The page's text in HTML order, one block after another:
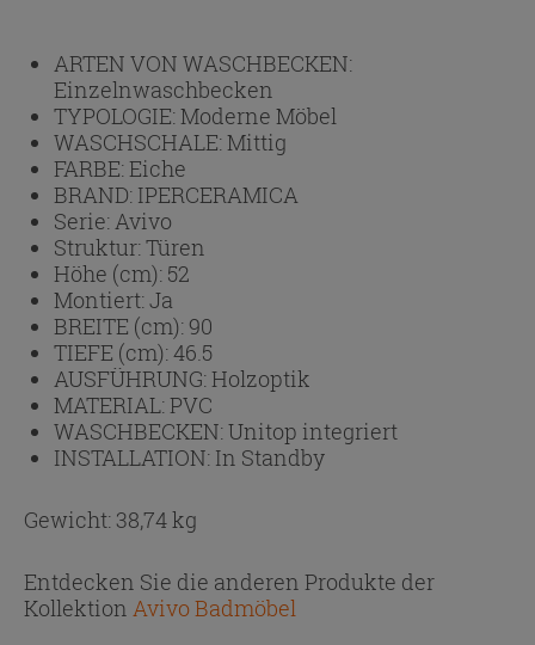
ARTEN VON WASCHBECKEN:
Einzelnwaschbecken
TYPOLOGIE:Moderne Möbel
WASCHSCHALE:Mittig
FARBE:Eiche
BRAND: IPERCERAMICA
Serie:Avivo
Struktur:Türen
Höhe (cm): 52
Montiert:Ja
BREITE (cm): 90
TIEFE (cm):46.5
AUSFÜHRUNG:Holzoptik
MATERIAL:PVC
WASCHBECKEN:Unitop integriert
INSTALLATION: In Standby
Gewicht: 38,74 kg
Entdecken Sie die anderen Produkte der
Kollektion Avivo Badmöbel